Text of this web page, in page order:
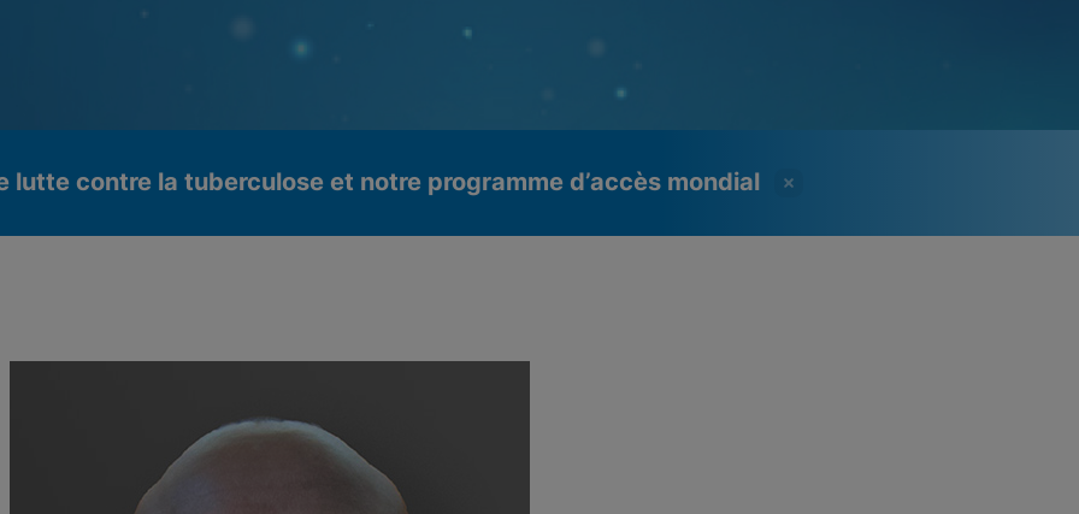
lutte contre la tuberculose et notre programme d’accès mondial